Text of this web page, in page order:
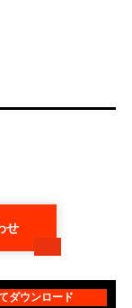
せ
ダウンロード